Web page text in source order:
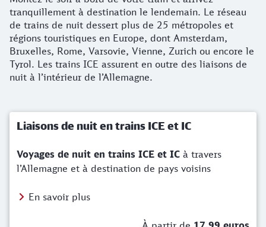
tranquillement à destination le lendemain. Le réseau
de trains de nuit dessert plus de 25 métropoles et
régions touristiques en Europe, dont Amsterdam,
Bruxelles, Rome, Varsovie, Vienne, Zurich ou encore le
Tyrol. Les trains ICE assurent en outre des liaisons de
nuit à l’intérieur de l’Allemagne.
Liaisons de nuit en trains ICE et IC
Voyages de nuit en trains ICE et IC à travers
l’Allemagne et à destination de pays voisins
En savoir plus